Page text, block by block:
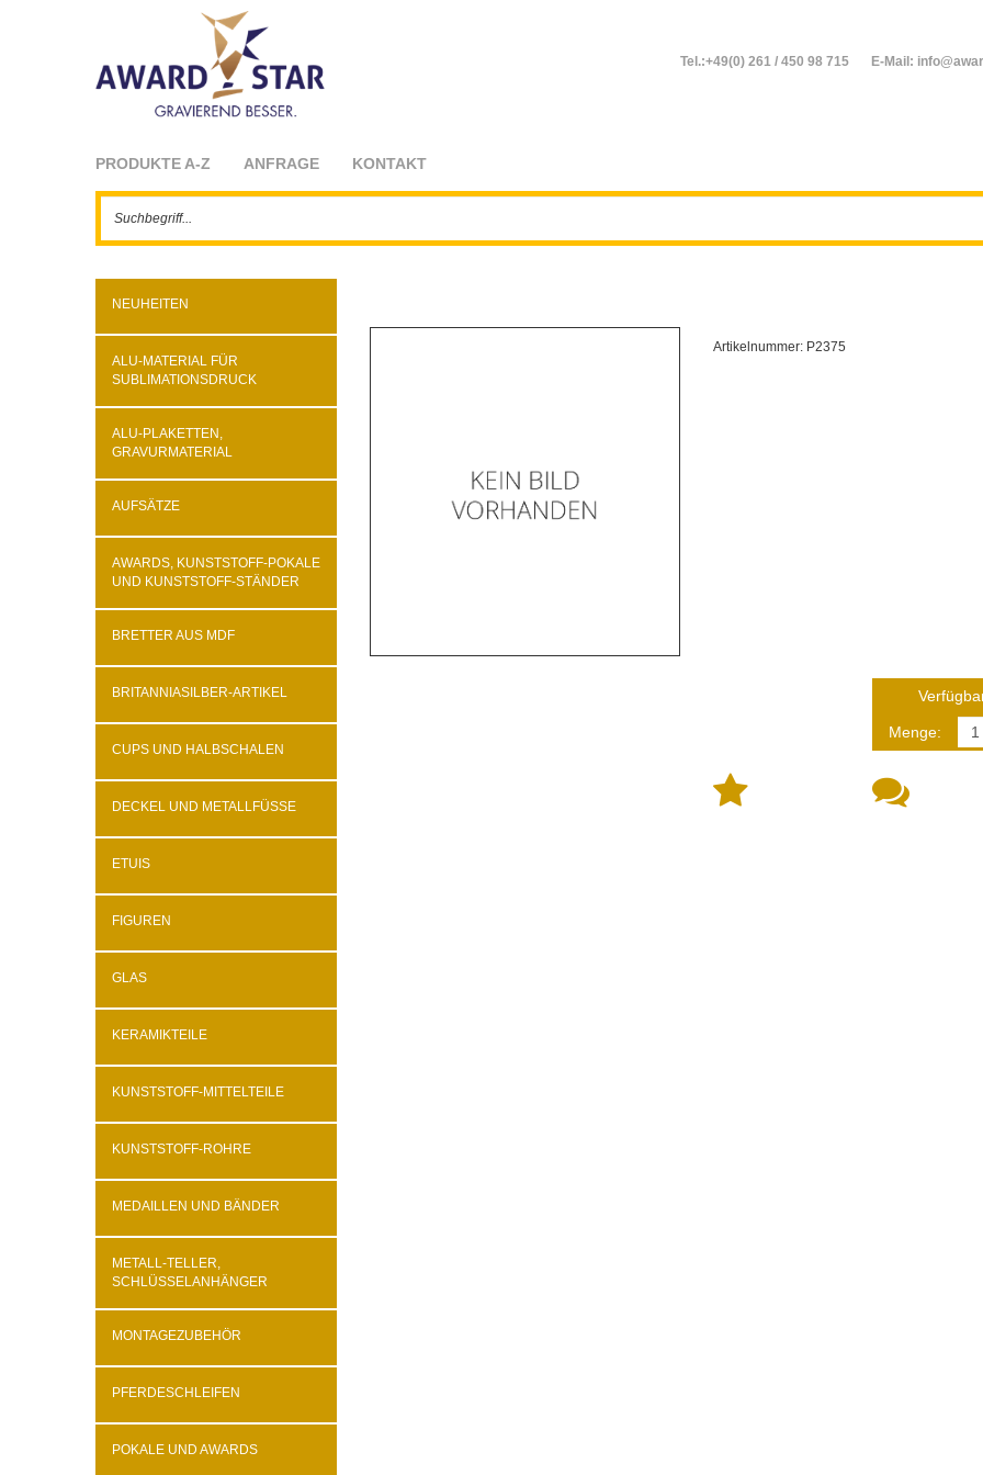
Tel.:+49(0) 261 / 450 98 715 E-Mail:
PRODUKTE A-Z ANFRAGE KONTAKT
NEUHEITEN
ALU-MATERIAL FÜR
SUBLIMATIONSDRUCK
ALU-PLAKETTEN,
GRAVURMATERIAL
AUFSÄTZE
AWARDS, KUNSTSTOFF-POKALE
UND KUNSTSTOFF-STÄNDER
BRETTER AUS MDF
BRITANNIASILBER-ARTIKEL
CUPS UND HALBSCHALEN
DECKEL UND METALLFÜSSE
ETUIS
FIGUREN
GLAS
KERAMIKTEILE
KUNSTSTOFF-MITTELTEILE
KUNSTSTOFF-ROHRE
MEDAILLEN UND BÄNDER
METALL-TELLER,
SCHLÜSSELANHÄNGER
MONTAGEZUBEHÖR
PFERDESCHLEIFEN
POKALE UND AWARDS
Artikelnummer: P2375
Menge: